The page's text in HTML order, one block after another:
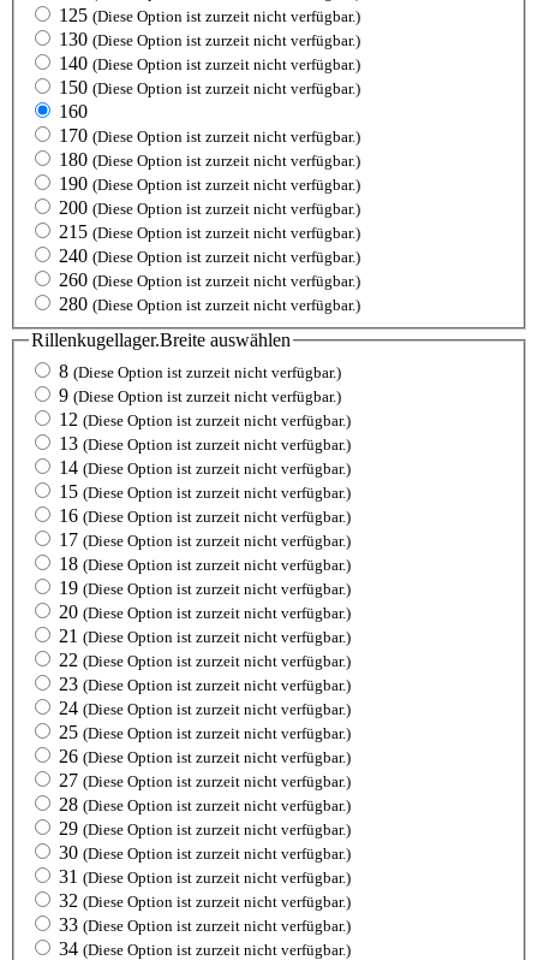
125 (Diese Option ist zurzeit nicht verfügbar.)
130 (Diese Option ist zurzeit nicht verfügbar.)
140 (Diese Option ist zurzeit nicht verfügbar.)
150 (Diese Option ist zurzeit nicht verfügbar.)
160
170 (Diese Option ist zurzeit nicht verfügbar.)
180 (Diese Option ist zurzeit nicht verfügbar.)
190 (Diese Option ist zurzeit nicht verfügbar.)
200 (Diese Option ist zurzeit nicht verfügbar.)
215 (Diese Option ist zurzeit nicht verfügbar.)
240 (Diese Option ist zurzeit nicht verfügbar.)
260 (Diese Option ist zurzeit nicht verfügbar.)
280 (Diese Option ist zurzeit nicht verfügbar.)
Rillenkugellager.Breite auswählen
8 (Diese Option ist zurzeit nicht verfügbar.)
9 (Diese Option ist zurzeit nicht verfügbar.)
12 (Diese Option ist zurzeit nicht verfügbar.)
13 (Diese Option ist zurzeit nicht verfügbar.)
14 (Diese Option ist zurzeit nicht verfügbar.)
15 (Diese Option ist zurzeit nicht verfügbar.)
16 (Diese Option ist zurzeit nicht verfügbar.)
17 (Diese Option ist zurzeit nicht verfügbar.)
18 (Diese Option ist zurzeit nicht verfügbar.)
19 (Diese Option ist zurzeit nicht verfügbar.)
20 (Diese Option ist zurzeit nicht verfügbar.)
21 (Diese Option ist zurzeit nicht verfügbar.)
22 (Diese Option ist zurzeit nicht verfügbar.)
23 (Diese Option ist zurzeit nicht verfügbar.)
24 (Diese Option ist zurzeit nicht verfügbar.)
25 (Diese Option ist zurzeit nicht verfügbar.)
26 (Diese Option ist zurzeit nicht verfügbar.)
27 (Diese Option ist zurzeit nicht verfügbar.)
28 (Diese Option ist zurzeit nicht verfügbar.)
29 (Diese Option ist zurzeit nicht verfügbar.)
30 (Diese Option ist zurzeit nicht verfügbar.)
31 (Diese Option ist zurzeit nicht verfügbar.)
32 (Diese Option ist zurzeit nicht verfügbar.)
33 (Diese Option ist zurzeit nicht verfügbar.)
34 (Diese Option ist zurzeit nicht verfügbar.)